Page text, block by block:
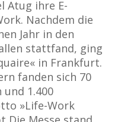
Atug ihre E-
Nachdem die
Jahr in den
stattfand, ging
in Frankfurt.
fanden sich 70
1.400
»Life-Work